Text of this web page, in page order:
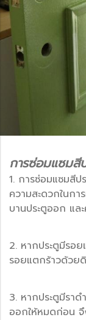
การซ่อมแซมสี
1. การซ่อมแซมสี
ความสะดวกในก
บานประตูออก แล
2. หากประตูมีรอ
รอยแตกร้าวด้วย
3. หากประตูมีรา
ออกให้หมดก่อน